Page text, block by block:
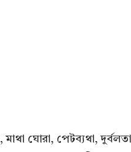
ঘোরা, পেটব্যথা,